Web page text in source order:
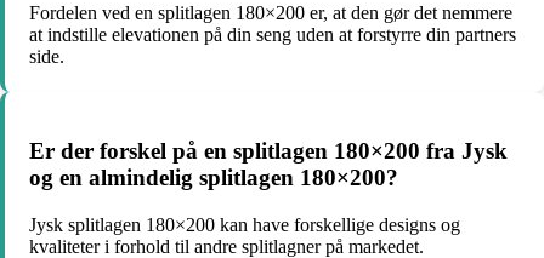
Fordelen ved en splitlagen 180×200 er, at den gør det nemmere
at indstille elevationen på din seng uden at forstyrre din partners
side.
Er der forskel på en splitlagen 180×200 fra Jysk
og en almindelig splitlagen 180×200?
Jysk splitlagen 180×200 kan have forskellige designs og
kvaliteter i forhold til andre splitlagner på markedet.